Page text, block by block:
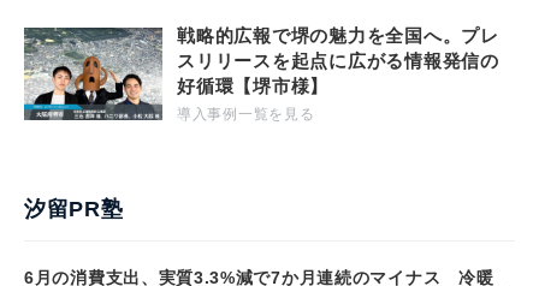
戦略的広報で堺の魅力を全国へ。プレ
スリリースを起点に広がる情報発信の
好循環【堺市様】
導入事例一覧を見る
汐留PR塾
6月の消費支出、実質3.3%減で7か月連続のマイナス 冷暖